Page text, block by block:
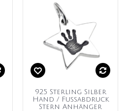
925 Sterling Silber
Hand / Fußabdruck
Stern Anhänger